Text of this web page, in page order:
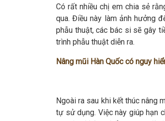
Có rất nhiều chị em chia sẻ
qua. Điều này làm ảnh hưởng
phẫu thuật, các bác si sẽ gây
trình phẫu thuật diễn ra.
Nâng mũi Hàn Quốc có nguy
Ngoài ra sau khi kết thúc nâng
tự sử dụng. Việc này giúp hạn